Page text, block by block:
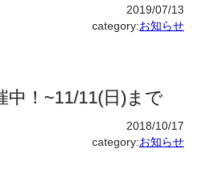
2019/07/13
category:お知らせ
！~11/11(日)まで
2018/10/17
category:お知らせ